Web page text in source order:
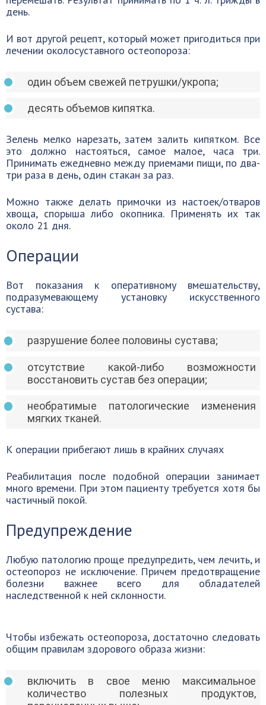
день.
И вот другой рецепт, который может пригодиться при
лечении околосуставного остеопороза:
один объем свежей петрушки/укропа;
десять объемов кипятка.
Зелень мелко нарезать, затем залить кипятком. Все
это должно настояться, самое малое, часа три.
Принимать ежедневно между приемами пищи, по два-
три раза в день, один стакан за раз.
Можно также делать примочки из настоек/отваров
хвоща, спорыша либо окопника. Применять их так
около 21 дня.
Операции
Вот показания к оперативному вмешательству,
подразумевающему установку искусственного
сустава:
разрушение более половины сустава;
отсутствие какой-либо возможности
восстановить сустав без операции;
необратимые патологические изменения
мягких тканей.
К операции прибегают лишь в крайних случаях
Реабилитация после подобной операции занимает
много времени. При этом пациенту требуется хотя бы
частичный покой.
Предупреждение
Любую патологию проще предупредить, чем лечить, и
остеопороз не исключение. Причем предотвращение
болезни важнее всего для обладателей
наследственной к ней склонности.
Чтобы избежать остеопороза, достаточно следовать
общим правилам здорового образа жизни:
включить в свое меню максимальное
количество полезных продуктов,